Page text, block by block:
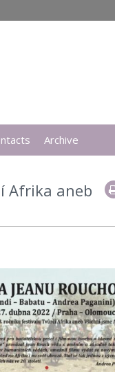
Afrika aneb
Archive